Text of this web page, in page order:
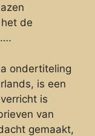
de
ondertiteling
is een
is
van
gemaakt,